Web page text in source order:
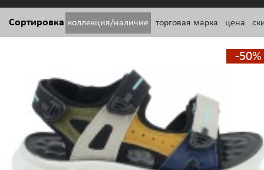
Сортировка коллекция/наличие торговая марка цена
-50%